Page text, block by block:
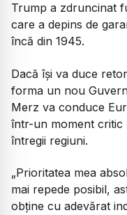
Trump a zdruncinat
care a depins de
încă din 1945.
Dacă își va duce
forma un nou
Merz va conduce
într-un moment critic
întregii regiuni.
„Prioritatea mea
mai repede posibil,
obține cu adevărat